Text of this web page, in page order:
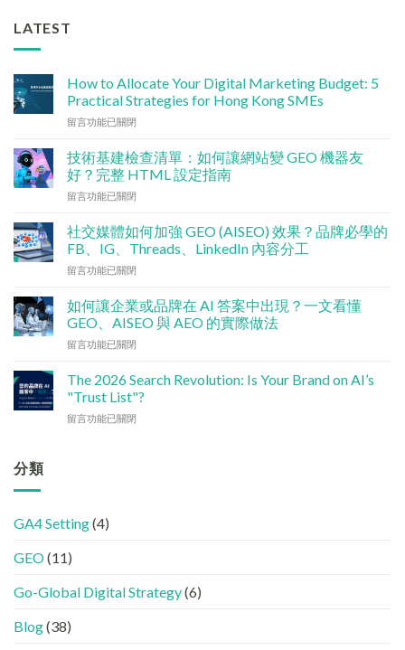
LATEST
How to Allocate Your Digital Marketing Budget: 5
Practical Strategies for Hong Kong SMEs
在
碼
行
銷
預
點
分
香
中
小
5
用
策
留言功能已關閉
技術基建檢查清單：如何讓網站變 GEO 機器友
好？完整 HTML 設定指南
在
術
基
建
檢
清
單：
何
網
站
GEO
整
HTML
定
南〉
留言功能已關閉
社交媒體如何加強 GEO (AISEO) 效果？品牌必學的
FB、IG、Threads、LinkedIn 內容分工
在
交
媒
體
如
加
強
(AISEO)
的
IG、
LinkedIn
容
留言功能已關閉
如何讓企業或品牌在 AI 答案中出現？一文看懂
GEO、AISEO 與 AEO 的實際做法
在
何
業
案
出
一
看
懂
留言功能已關閉
The 2026 Search Revolution: Is Your Brand on AI’s
"Trust List"?
在
已
進
代
留言功能已關閉
分類
GA4 Setting(4)
GEO(11)
Go-Global Digital Strategy(6)
Blog(38)